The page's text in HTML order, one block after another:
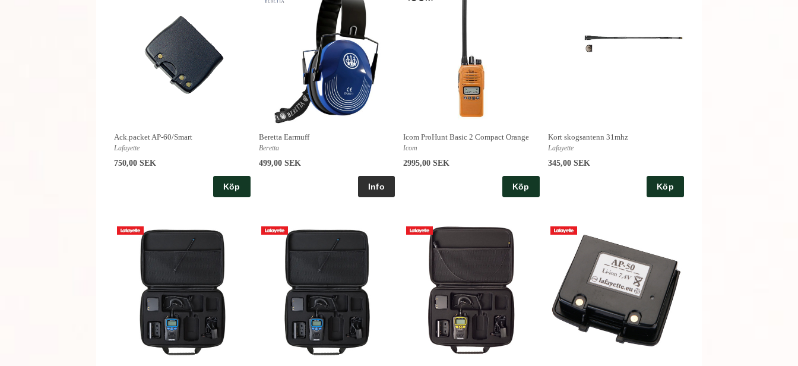
Ack.packet AP-60/Smart
Lafayette
750,00 SEK
Köp
Beretta Earmuff
Beretta
499,00 SEK
Icom ProHunt Basic 2 Compact Orange
Icom
2995,00 SEK
Köp
Kort skogsantenn 31mhz
Lafayette
345,00 SEK
Köp